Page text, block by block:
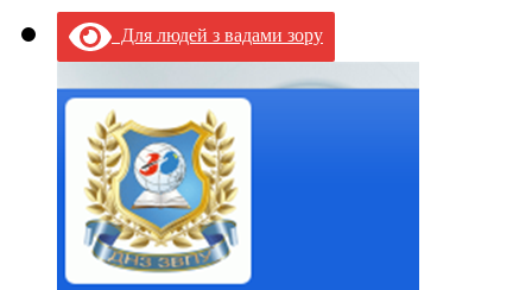
Для людей з вадами зору